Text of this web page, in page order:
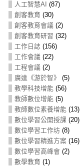
人工智慧AI (87)
創客教育 (30)
創客教育會議 (2)
創客教育研習 (32)
工作日誌 (156)
工作會議 (22)
工程會議 (2)
廣達《游於智》
(5)
教學科技增能(56)
教師數位增能(5)
教師數位素養增能(13)
數位學習公開授課 (20)
數位學習工作坊(8)
數位學習精進方案 (16)
數位學習高峰會 (2)
數學教育 (1)